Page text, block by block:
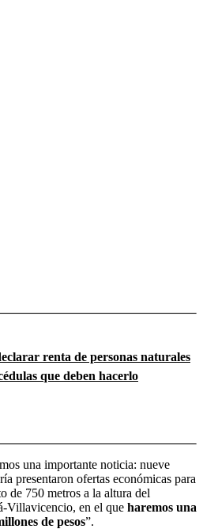
renta de personas naturales
que deben hacerlo
una importante noticia: nueve
presentaron ofertas económicas para
de 750 metros a la altura del
Villavicencio, en el que haremos una
de pesos”.